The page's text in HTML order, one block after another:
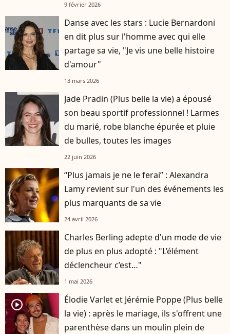
9 février 2026
Danse avec les stars : Lucie Bernardoni
en dit plus sur l'homme avec qui elle
partage sa vie, "Je vis une belle histoire
d'amour"
13 mars 2026
Jade Pradin (Plus belle la vie) a épousé
son beau sportif professionnel ! Larmes
du marié, robe blanche épurée et pluie
de bulles, toutes les images
22 juin 2026
“Plus jamais je ne le ferai” : Alexandra
Lamy revient sur l'un des événements les
plus marquants de sa vie
24 avril 2026
Charles Berling adepte d'un mode de vie
de plus en plus adopté : "L’élément
déclencheur c’est…"
1 mai 2026
player2
Élodie Varlet et Jérémie Poppe (Plus belle
la vie) : après le mariage, ils s'offrent une
parenthèse dans un moulin plein de